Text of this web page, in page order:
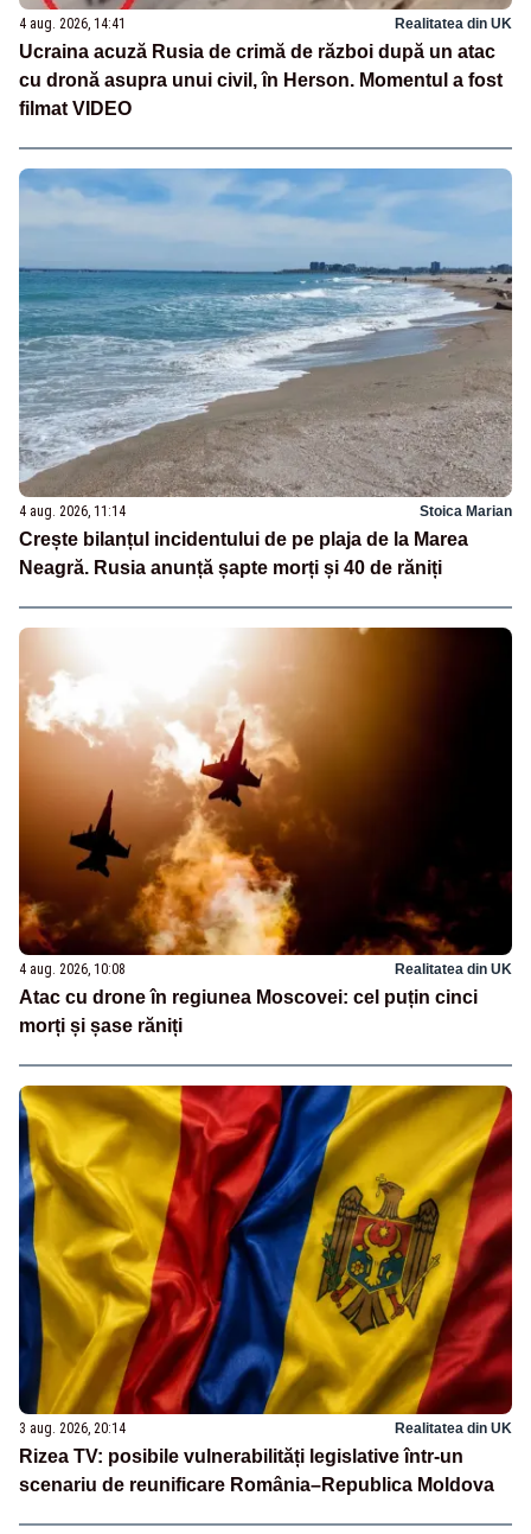
4 aug. 2026, 14:41 Realitatea din UK
Ucraina acuză Rusia de crimă de război după un atac
cu dronă asupra unui civil, în Herson. Momentul a fost
filmat VIDEO
4 aug. 2026, 11:14 Stoica Marian
Crește bilanțul incidentului de pe plaja de la Marea
Neagră. Rusia anunță șapte morți și 40 de răniți
4 aug. 2026, 10:08 Realitatea din UK
Atac cu drone în regiunea Moscovei: cel puțin cinci
morți și șase răniți
3 aug. 2026, 20:14 Realitatea din UK
Rizea TV: posibile vulnerabilități legislative într-un
scenariu de reunificare România–Republica Moldova